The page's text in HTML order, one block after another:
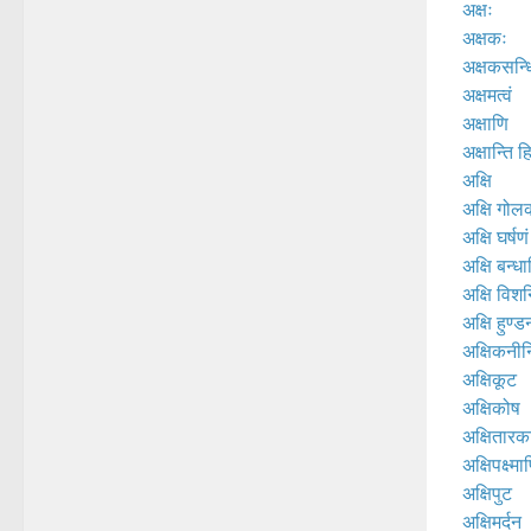
अक्षः
अक्षकः
अक्षमत्वं
अक्षाणि
अक्षान्ति
अक्षि
अक्षि
अक्षि घर्षणं
अक्षि
अक्षि
अक्षि
अक्षिकूट
अक्षिकोष
अक्षिपुट
अक्षिमर्दन